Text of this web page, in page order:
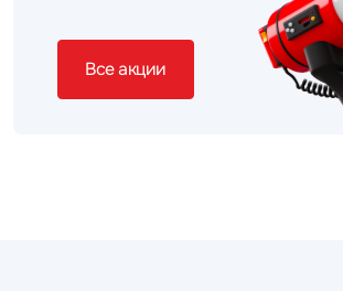
Все акции